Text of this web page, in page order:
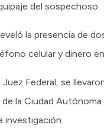
del sospechoso.
la presencia de
celular y dinero
Federal, se
de la Ciudad
investigación.